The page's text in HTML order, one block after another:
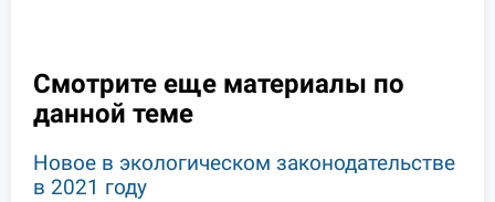
Смотрите еще материалы по
данной теме
Новое в экологическом законодательстве
в 2021 году